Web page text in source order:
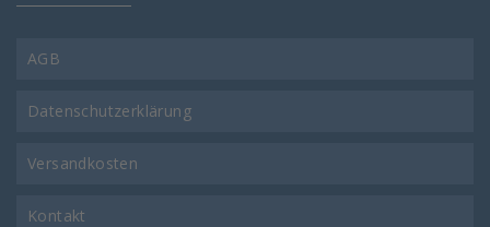
AGB
Datenschutzerklärung
Versandkosten
Kontakt